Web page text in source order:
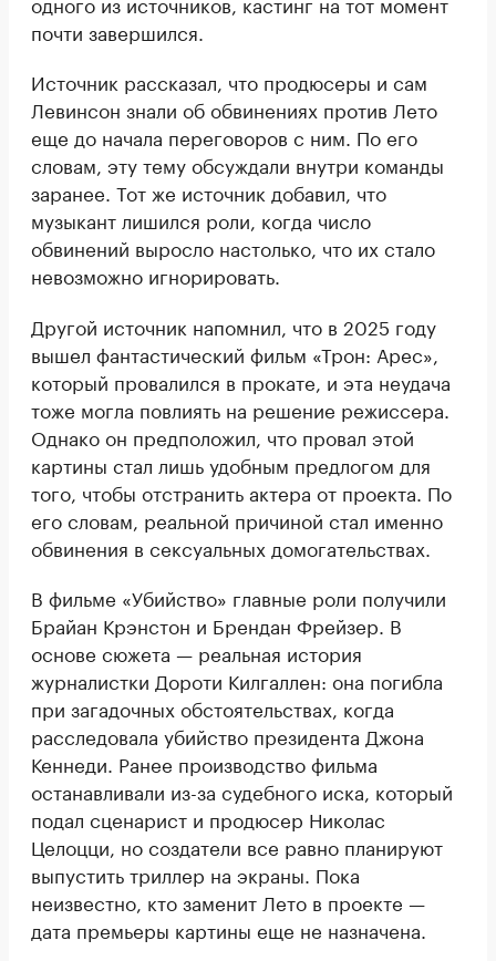
почти завершился.
Источник рассказал, что продюсеры и сам
Левинсон знали об обвинениях против Лето
еще до начала переговоров с ним. По его
словам, эту тему обсуждали внутри команды
заранее. Тот же источник добавил, что
музыкант лишился роли, когда число
обвинений выросло настолько, что их стало
невозможно игнорировать.
Другой источник напомнил, что в 2025 году
вышел фантастический фильм «Трон: Арес»,
который провалился в прокате, и эта неудача
тоже могла повлиять на решение режиссера.
Однако он предположил, что провал этой
картины стал лишь удобным предлогом для
того, чтобы отстранить актера от проекта. По
его словам, реальной причиной стал именно
обвинения в сексуальных домогательствах.
В фильме «Убийство» главные роли получили
Брайан Крэнстон и Брендан Фрейзер. В
основе сюжета — реальная история
журналистки Дороти Килгаллен: она погибла
при загадочных обстоятельствах, когда
расследовала убийство президента Джона
Кеннеди. Ранее производство фильма
останавливали из-за судебного иска, который
подал сценарист и продюсер Николас
Целоцци, но создатели все равно планируют
выпустить триллер на экраны. Пока
неизвестно, кто заменит Лето в проекте —
дата премьеры картины еще не назначена.